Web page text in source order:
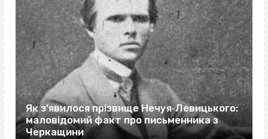
Як з’явилося прізвище Нечуя‐Левицького:
маловідомий факт про письменника з
Черкащини